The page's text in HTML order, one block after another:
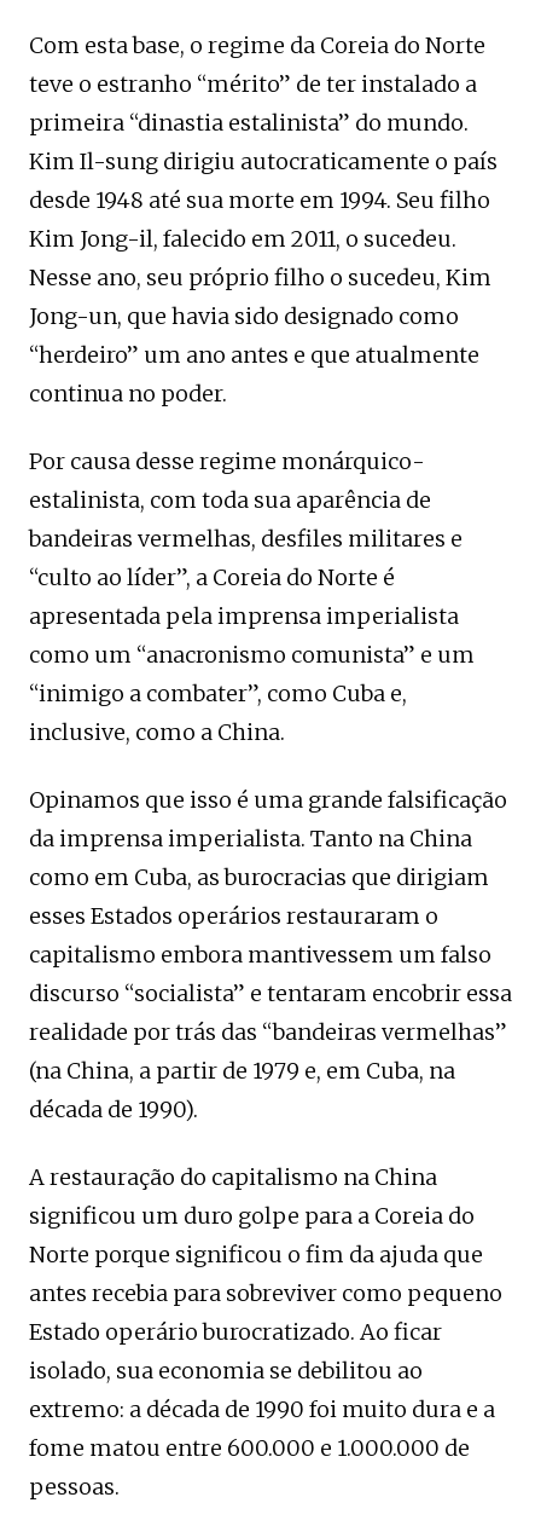
Com esta base, o regime da Coreia do Norte
teve o estranho “mérito” de ter instalado a
primeira “dinastia estalinista” do mundo.
Kim Il-sung dirigiu autocraticamente o país
desde 1948 até sua morte em 1994. Seu filho
Kim Jong-il, falecido em 2011, o sucedeu.
Nesse ano, seu próprio filho o sucedeu, Kim
Jong-un, que havia sido designado como
“herdeiro” um ano antes e que atualmente
continua no poder.
Por causa desse regime monárquico-
estalinista, com toda sua aparência de
bandeiras vermelhas, desfiles militares e
“culto ao líder”, a Coreia do Norte é
apresentada pela imprensa imperialista
como um “anacronismo comunista” e um
“inimigo a combater”, como Cuba e,
inclusive, como a China.
Opinamos que isso é uma grande falsificação
da imprensa imperialista. Tanto na China
como em Cuba, as burocracias que dirigiam
esses Estados operários restauraram o
capitalismo embora mantivessem um falso
discurso “socialista” e tentaram encobrir essa
realidade por trás das “bandeiras vermelhas”
(na China, a partir de 1979 e, em Cuba, na
década de 1990).
A restauração do capitalismo na China
significou um duro golpe para a Coreia do
Norte porque significou o fim da ajuda que
antes recebia para sobreviver como pequeno
Estado operário burocratizado. Ao ficar
isolado, sua economia se debilitou ao
extremo: a década de 1990 foi muito dura e a
fome matou entre 600.000 e 1.000.000 de
pessoas.